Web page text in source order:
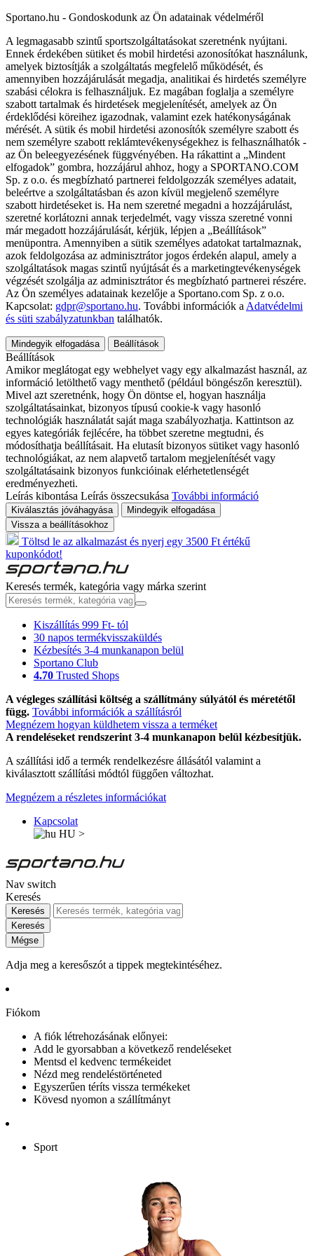
Sportano.hu - Gondoskodunk az Ön adatainak védelméről
A legmagasabb szintű sportszolgáltatásokat szeretnénk nyújtani.
Ennek érdekében sütiket és mobil hirdetési azonosítókat használunk,
amelyek biztosítják a szolgáltatás megfelelő működését, és
amennyiben hozzájárulását megadja, analitikai és hirdetés személyre
szabási célokra is felhasználjuk. Ez magában foglalja a személyre
szabott tartalmak és hirdetések megjelenítését, amelyek az Ön
érdeklődési köreihez igazodnak, valamint ezek hatékonyságának
mérését. A sütik és mobil hirdetési azonosítók személyre szabott és
nem személyre szabott reklámtevékenységekhez is felhasználhatók -
az Ön beleegyezésének függvényében. Ha rákattint a „Mindent
elfogadok” gombra, hozzájárul ahhoz, hogy a SPORTANO.COM
Sp. z o.o. és megbízható partnerei feldolgozzák személyes adatait,
beleértve a szolgáltatásban és azon kívül megjelenő személyre
szabott hirdetéseket is. Ha nem szeretné megadni a hozzájárulást,
szeretné korlátozni annak terjedelmét, vagy vissza szeretné vonni
már megadott hozzájárulását, kérjük, lépjen a „Beállítások”
menüpontra. Amennyiben a sütik személyes adatokat tartalmaznak,
azok feldolgozása az adminisztrátor jogos érdekén alapul, amely a
szolgáltatások magas szintű nyújtását és a marketingtevékenységek
végzését szolgálja az adminisztrátor és megbízható partnerei részére.
Az Ön személyes adatainak kezelője a Sportano.com Sp. z o.o.
Kapcsolat: gdpr@sportano.hu. További információk a Adatvédelmi
és süti szabályzatunkban találhatók.
Mindegyik elfogadása Beállítások
Beállítások
Amikor meglátogat egy webhelyet vagy egy alkalmazást használ, az
információ letölthető vagy menthető (például böngészőn keresztül).
Mivel azt szeretnénk, hogy Ön döntse el, hogyan használja
szolgáltatásainkat, bizonyos típusú cookie-k vagy hasonló
technológiák használatát saját maga szabályozhatja. Kattintson az
egyes kategóriák fejlécére, ha többet szeretne megtudni, és
módosíthatja beállításait. Ha elutasít bizonyos sütiket vagy hasonló
technológiákat, az nem alapvető tartalom megjelenítését vagy
szolgáltatásaink bizonyos funkcióinak elérhetetlenségét
eredményezheti.
Leírás kibontása Leírás összecsukása További információ
Kiválasztás jóváhagyása
Mindegyik elfogadása
Vissza a beállításokhoz
Töltsd le az alkalmazást és nyerj egy 3500 Ft értékű
kuponkódot!
Keresés termék, kategória vagy márka szerint
Kiszállítás 999 Ft- tól
30 napos termékvisszaküldés
Kézbesítés 3-4 munkanapon belül
Sportano Club
4.70 Trusted Shops
A végleges szállítási költség a szállítmány súlyától és méretétől
függ. További információk a szállításról
Megnézem hogyan küldhetem vissza a terméket
A rendeléseket rendszerint 3-4 munkanapon belül kézbesítjük.
A szállítási idő a termék rendelkezésre állásától valamint a
kiválasztott szállítási módtól függően változhat.
Megnézem a részletes információkat
Kapcsolat
HU >
Nav switch
Keresés
Keresés
Keresés
Mégse
Adja meg a keresőszót a tippek megtekintéséhez.
Fiókom
A fiók létrehozásának előnyei:
Add le gyorsabban a következő rendeléseket
Mentsd el kedvenc termékeidet
Nézd meg rendeléstörténeted
Egyszerűen téríts vissza termékeket
Kövesd nyomon a szállítmányt
Sport